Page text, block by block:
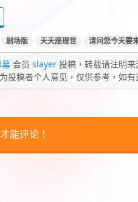
剧场版 天天座理世 请问您今天要
幕 会员 slayer 投稿，转载请注明来
投稿者个人意见，仅供参考，如
才能评论！